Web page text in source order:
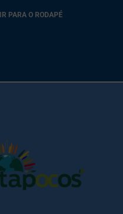
IR PARA O RODAPÉ